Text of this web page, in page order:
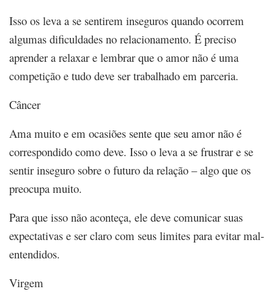
Isso os leva a se sentirem inseguros quando ocorrem
algumas dificuldades no relacionamento. É preciso
aprender a relaxar e lembrar que o amor não é uma
competição e tudo deve ser trabalhado em parceria.
Câncer
Ama muito e em ocasiões sente que seu amor não é
correspondido como deve. Isso o leva a se frustrar e se
sentir inseguro sobre o futuro da relação – algo que os
preocupa muito.
Para que isso não aconteça, ele deve comunicar suas
expectativas e ser claro com seus limites para evitar mal-
entendidos.
Virgem